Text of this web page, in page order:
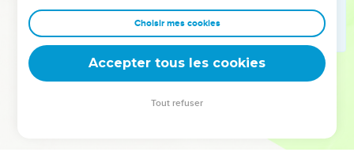
taille et d'une rangée de poutres de cèdre.
La quatrième année, au mois de Ziv, les fondements de la
maison de l'Éternel furent posés ;
et la onzième année, au mois de Bul, qui est le huitième
mois, la maison fut achevée dans toutes ses parties et selon
Choisir mes cookies
Accepter tous les cookies
Tout refuser